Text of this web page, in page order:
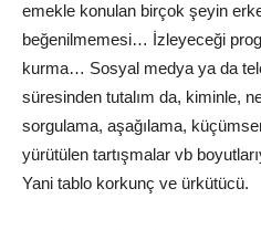
emekle konulan birçok şeyin
beğenilmemesi… İzleyeceği
kurma… Sosyal medya ya da
süresinden tutalım da, kiminle,
sorgulama, aşağılama,
yürütülen tartışmalar vb
Yani tablo korkunç ve ürkütücü.